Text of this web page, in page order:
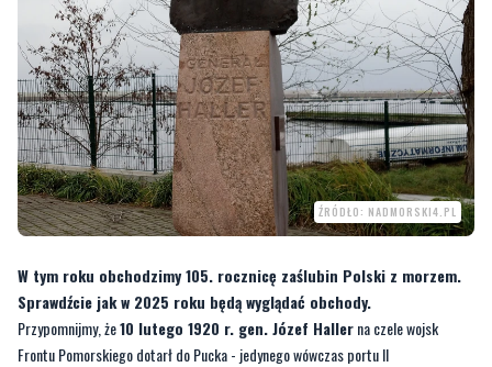
ŹRÓDŁO: NADMORSKI4.PL
W tym roku obchodzimy 105. rocznicę zaślubin Polski z morzem.
Sprawdźcie jak w 2025 roku będą wyglądać obchody.
Przypomnijmy, że10 lutego 1920 r. gen. Józef Hallerna czele wojsk
Frontu Pomorskiego dotarł do Pucka - jedynego wówczas portu II